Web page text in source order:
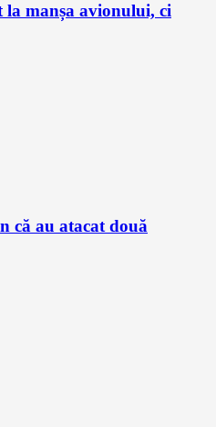
la manșa avionului, ci
că au atacat două